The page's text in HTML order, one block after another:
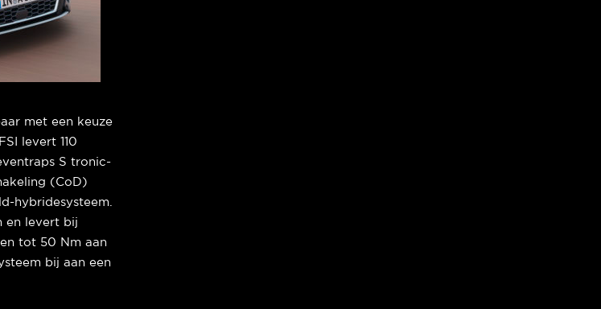
met een keuze
levert 110
S tronic-
(CoD)
hybridesysteem.
en levert bij
tot 50 Nm aan
bij aan een